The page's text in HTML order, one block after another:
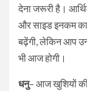
देना जरूरी है।
और साइड इनकम का
बढ़ेंगी, लेकिन आप
भी आज होगी।
धनु– आज खुशियों की